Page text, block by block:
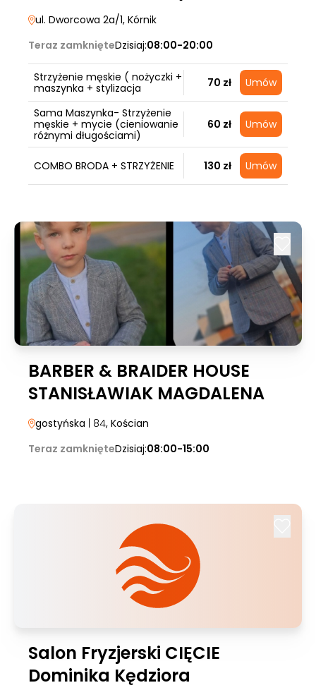
ul. Dworcowa 2a/1, Kórnik
Teraz zamknięteDzisiaj:08:00-20:00
Strzyżenie męskie ( nożyczki +
maszynka + stylizacja
70 zł Umów
Sama Maszynka- Strzyżenie
męskie + mycie (cieniowanie
różnymi długościami)
60 zł Umów
COMBO BRODA + STRZYŻENIE 130 zł Umów
BARBER & BRAIDER HOUSE
STANISŁAWIAK MAGDALENA
gostyńska | 84, Kościan
Teraz zamknięteDzisiaj:08:00-15:00
Salon Fryzjerski CIĘCIE
Dominika Kędziora